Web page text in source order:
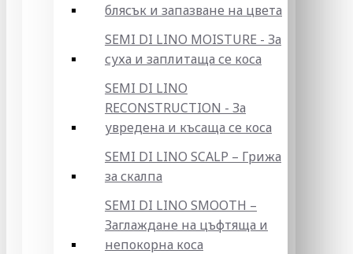
блясък и запазване на цвета
SEMI DI LINO MOISTURE - За
суха и заплитаща се коса
SEMI DI LINO
RECONSTRUCTION - За
увредена и късаща се коса
SEMI DI LINO SCALP – Грижа
за скалпа
SEMI DI LINO SMOOTH –
Заглаждане на цъфтяща и
непокорна коса